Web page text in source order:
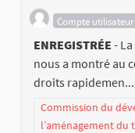
Compte
ENREGISTRÉE -
nous a montré au
droits rapidemen...
Commission du
l’aménagement du